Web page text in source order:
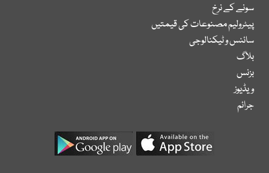
سونے کے نرخ
پیٹرولیم مصنوعات کی قیمتیں
سائنس و ٹیکنالوجی
بلاگ
بزنس
ویڈیوز
جرائم